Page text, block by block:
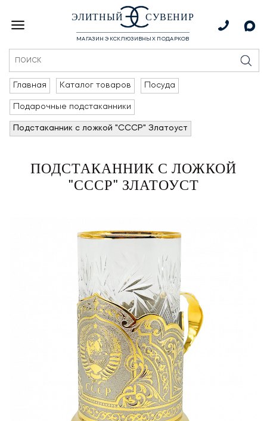
ЭЛИТНЫЙ СУВЕНИР
МАГАЗИН ЭКСКЛЮЗИВНЫХ ПОДАРКОВ
Главная Каталог товаров Посуда
Подарочные подстаканники
Подстаканник с ложкой "СССР" Златоуст
ПОДСТАКАННИК С ЛОЖКОЙ
"СССР" ЗЛАТОУСТ